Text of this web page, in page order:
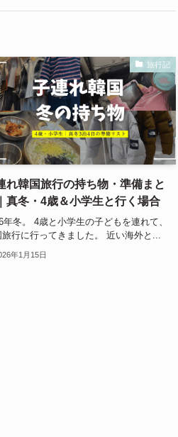
旅行記
れ韓国旅行の持ち物・準備まと
真冬・4歳＆小学生と行く場合
年冬。 4歳と小学生の子どもを連れて、
旅行に行ってきました。 近い海外と...
年1月15日